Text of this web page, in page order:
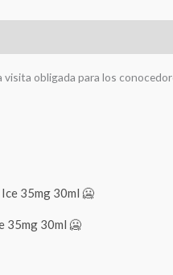
visita obligada para los
35mg 30ml 🥶